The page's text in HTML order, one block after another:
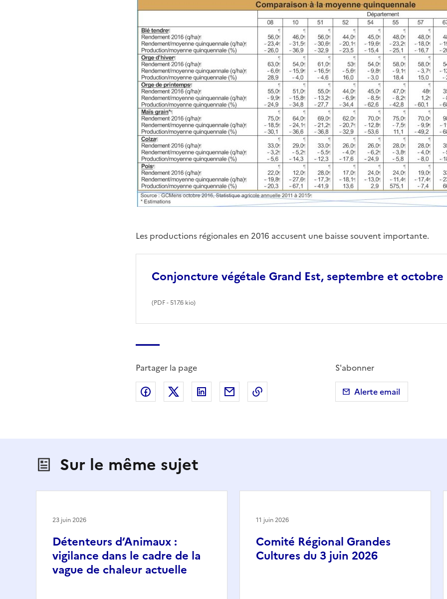
Les productions régionales en 2016 accusent une baisse souvent importante.
Conjoncture végétale Grand Est, septembre et octobre
(PDF- 517.6 kio)
Partager la page
Partager sur Facebook
Partager sur X (anciennement Twitter)
Partager sur LinkedIn
Partager par emailCopier dans le presse-papier
S'abonner
Alerte email
Sur le même sujet
Détenteurs d’Animaux :
vigilance dans le cadre de la
vague de chaleur actuelle
23 juin 2026
Comité Régional Grandes
Cultures du 3 juin 2026
11 juin 2026